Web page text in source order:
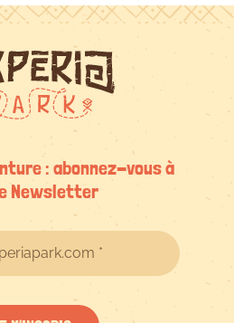
: abonnez-vous à
Newsletter